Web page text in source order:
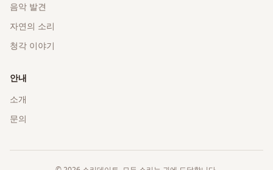
음악 발견
자연의 소리
청각 이야기
안내
소개
문의